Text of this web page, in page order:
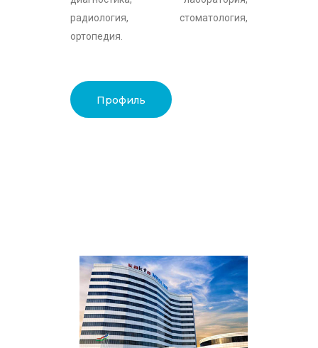
радиология, стоматология,
ортопедия.
Профиль